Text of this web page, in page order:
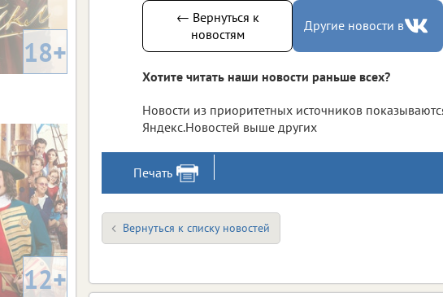
← Вернуться к
новостям
Другие новости в
Хотите читать наши новости раньше всех?
Новости из приоритетных источников
Яндекс.Новостей выше других
Печать
Вернуться к списку новостей
18+
12+